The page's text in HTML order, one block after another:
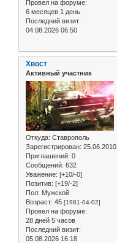
Провел на форуме:
6 месяцев 1 день
Последний визит:
04.08.2026 06:50
Хвост
Активный участник
Откуда: Ставрополь
Зарегистрирован: 25.06.2010
Приглашений: 0
Сообщений: 632
Уважение: [+10/-0]
Позитив: [+19/-2]
Пол: Мужской
Возраст: 45 [1981-04-02]
Провел на форуме:
28 дней 5 часов
Последний визит:
05.08.2026 16:18